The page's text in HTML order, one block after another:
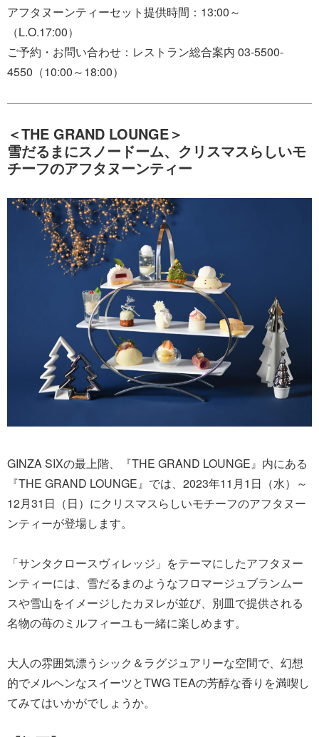
アフタヌーンティーセット提供時間：13:00～
（L.O.17:00）
ご予約・お問い合わせ：レストラン総合案内 03-5500-
4550（10:00～18:00）
＜THE GRAND LOUNGE＞
雪だるまにスノードーム、クリスマスらしいモ
チーフのアフタヌーンティー
GINZA SIXの最上階、『THE GRAND LOUNGE』内にある
『THE GRAND LOUNGE』では、2023年11月1日（水）～
12月31日（日）にクリスマスらしいモチーフのアフタヌー
ンティーが登場します。
「サンタクロースヴィレッジ」をテーマにしたアフタヌー
ンティーには、雪だるまのようなフロマージュブランムー
スや雪山をイメージしたカヌレが並び、別皿で提供される
名物の苺のミルフィーユも一緒に楽しめます。
大人の雰囲気漂うシック＆ラグジュアリーな空間で、幻想
的でメルヘンなスイーツとTWG TEAの芳醇な香りを満喫し
てみてはいかがでしょうか。